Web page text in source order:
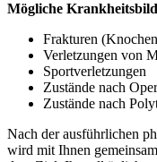
Mögliche
Frakturen
Verletzungen von
Sportverletzungen
Zustände nach
Zustände nach
Nach der ausführlichen
wird mit Ihnen